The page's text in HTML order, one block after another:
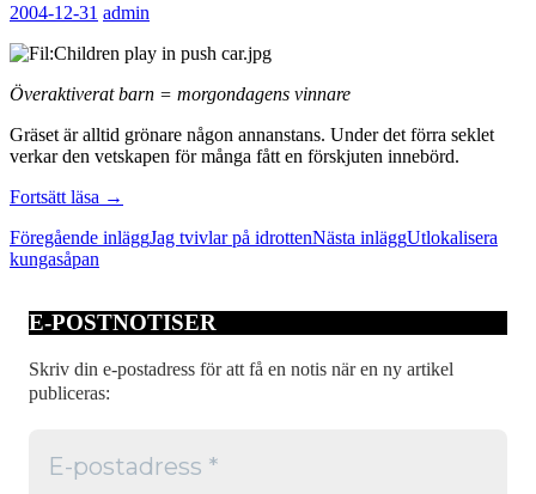
2004-12-31 admin
Överaktiverat barn = morgondagens vinnare
Gräset är alltid grönare någon annanstans. Under det förra seklet
verkar den vetskapen för många fått en förskjuten innebörd.
Fortsätt läsa Marknadslyckligare
→
Inläggsnavigering
Föregående inläggJag tvivlar på idrottenNästa inläggUtlokalisera
kungasåpan
E-POSTNOTISER
Skriv din e-postadress för att få en notis när en ny artikel
publiceras: